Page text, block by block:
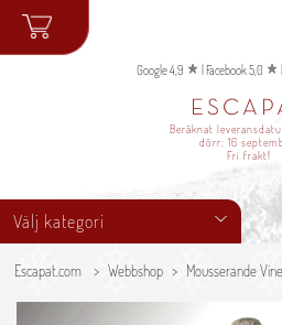
Google 4,9 Facebook 5,0
Beräknat
dörr: 16
Fri frakt!
Välj kategori
Escapat.com Webbshop Mousserande